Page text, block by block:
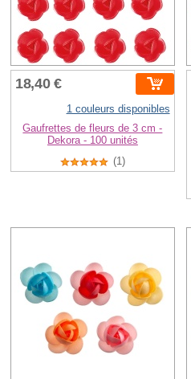
18,40 €
1 couleurs disponibles
Gaufrettes de fleurs de 3 cm -
Dekora - 100 unités
(1)